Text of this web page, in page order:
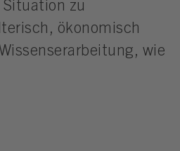
zu
ökonomisch
wie